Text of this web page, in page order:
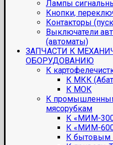
Лампы
Кнопки,
Контакторы
Выключатели
(автоматы)
ЗАПЧАСТИ К
ОБОРУДОВАНИЮ
К
К МКК
К МОК
К
мясорубкам
К «МИМ-
К «МИМ-
К бытовым